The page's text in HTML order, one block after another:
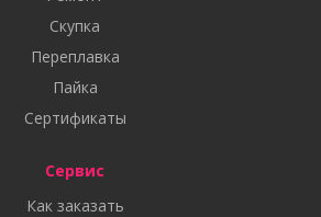
Скупка
Переплавка
Пайка
Сертификаты
Сервис
Как заказать